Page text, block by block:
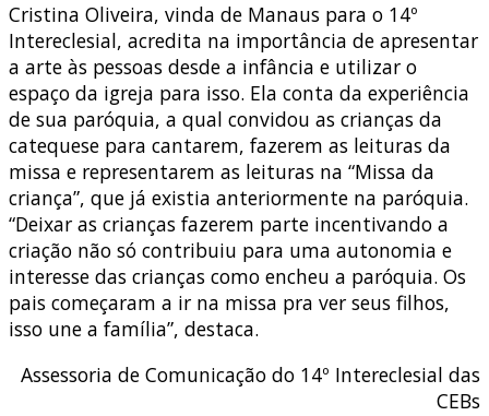
Cristina Oliveira, vinda de Manaus para o 14º
Intereclesial, acredita na importância de apresentar
a arte às pessoas desde a infância e utilizar o
espaço da igreja para isso. Ela conta da experiência
de sua paróquia, a qual convidou as crianças da
catequese para cantarem, fazerem as leituras da
missa e representarem as leituras na “Missa da
criança”, que já existia anteriormente na paróquia.
“Deixar as crianças fazerem parte incentivando a
criação não só contribuiu para uma autonomia e
interesse das crianças como encheu a paróquia. Os
pais começaram a ir na missa pra ver seus filhos,
isso une a família”, destaca.
Assessoria de Comunicação do 14º Intereclesial das
CEBs